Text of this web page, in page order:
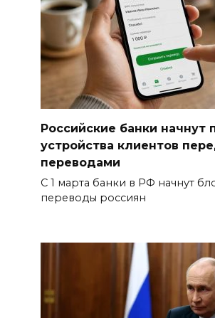
Российские банки начнут
устройства клиентов
переводами
С 1 марта банки в РФ начнут
переводы россиян